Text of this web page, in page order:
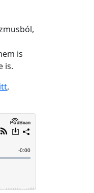
is
is.
itt,